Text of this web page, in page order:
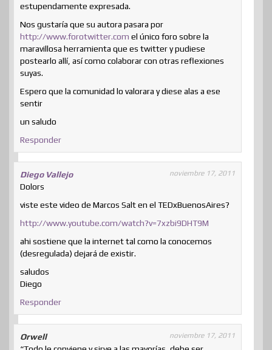
estupendamente expresada.
Nos gustaría que su autora pasara por
http://www.forotwitter.com el único foro sobre la
maravillosa herramienta que es twitter y pudiese
postearlo allí, así como colaborar con otras reflexiones
suyas.
Espero que la comunidad lo valorara y diese alas a ese
sentir
un saludo
Responder
Diego Vallejo noviembre 17, 2011
Dolors
viste este video de Marcos Salt en el TEDxBuenosAires?
http://www.youtube.com/watch?v=7xzbi9DHT9M
ahi sostiene que la internet tal como la conocemos
(desregulada) dejará de existir.
saludos
Diego
Responder
Orwell noviembre 17, 2011